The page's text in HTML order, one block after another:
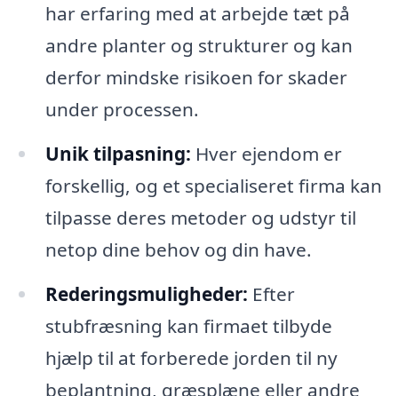
har erfaring med at arbejde tæt på
andre planter og strukturer og kan
derfor mindske risikoen for skader
under processen.
Unik tilpasning: Hver ejendom er
forskellig, og et specialiseret firma kan
tilpasse deres metoder og udstyr til
netop dine behov og din have.
Rederingsmuligheder: Efter
stubfræsning kan firmaet tilbyde
hjælp til at forberede jorden til ny
beplantning, græsplæne eller andre